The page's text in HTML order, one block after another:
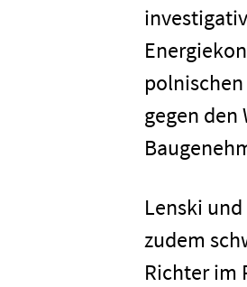
gegen
Lenski
zudem
Richter im